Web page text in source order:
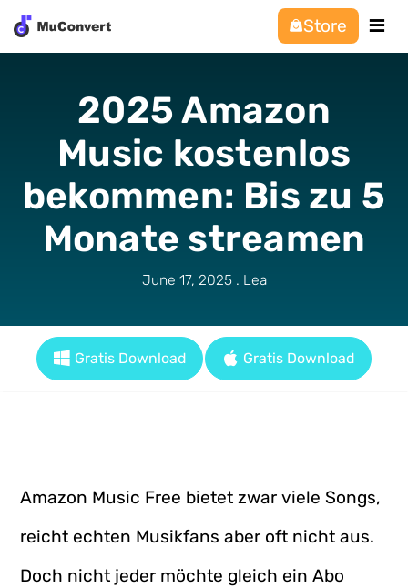
Store
2025 Amazon
Music kostenlos
bekommen: Bis zu 5
Monate streamen
June 17, 2025 . Lea
Gratis Download Gratis Download
Amazon Music Free bietet zwar viele Songs,
reicht echten Musikfans aber oft nicht aus.
Doch nicht jeder möchte gleich ein Abo